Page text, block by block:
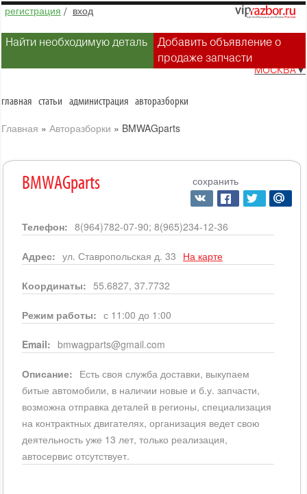
регистрация / вход
Найти необходимую деталь
Добавить объявление о
продаже запчасти
МОСКВА▼
главная статьи администрация авторазборки
Главная » Авторазборки » BMWAGparts
BMWAGparts сохранить
Телефон: 8(964)782-07-90; 8(965)234-12-36
Адрес: ул. Ставропольская д. 33 На карте
Координаты: 55.6827, 37.7732
Режим работы: с 11:00 до 1:00
Email: bmwagparts@gmail.com
Описание: Есть своя служба доставки, выкупаем
битые автомобили, в наличии новые и б.у. запчасти,
возможна отправка деталей в регионы, специализация
на контрактных двигателях, организация ведет свою
деятельность уже 13 лет, только реализация,
автосервис отсутствует.